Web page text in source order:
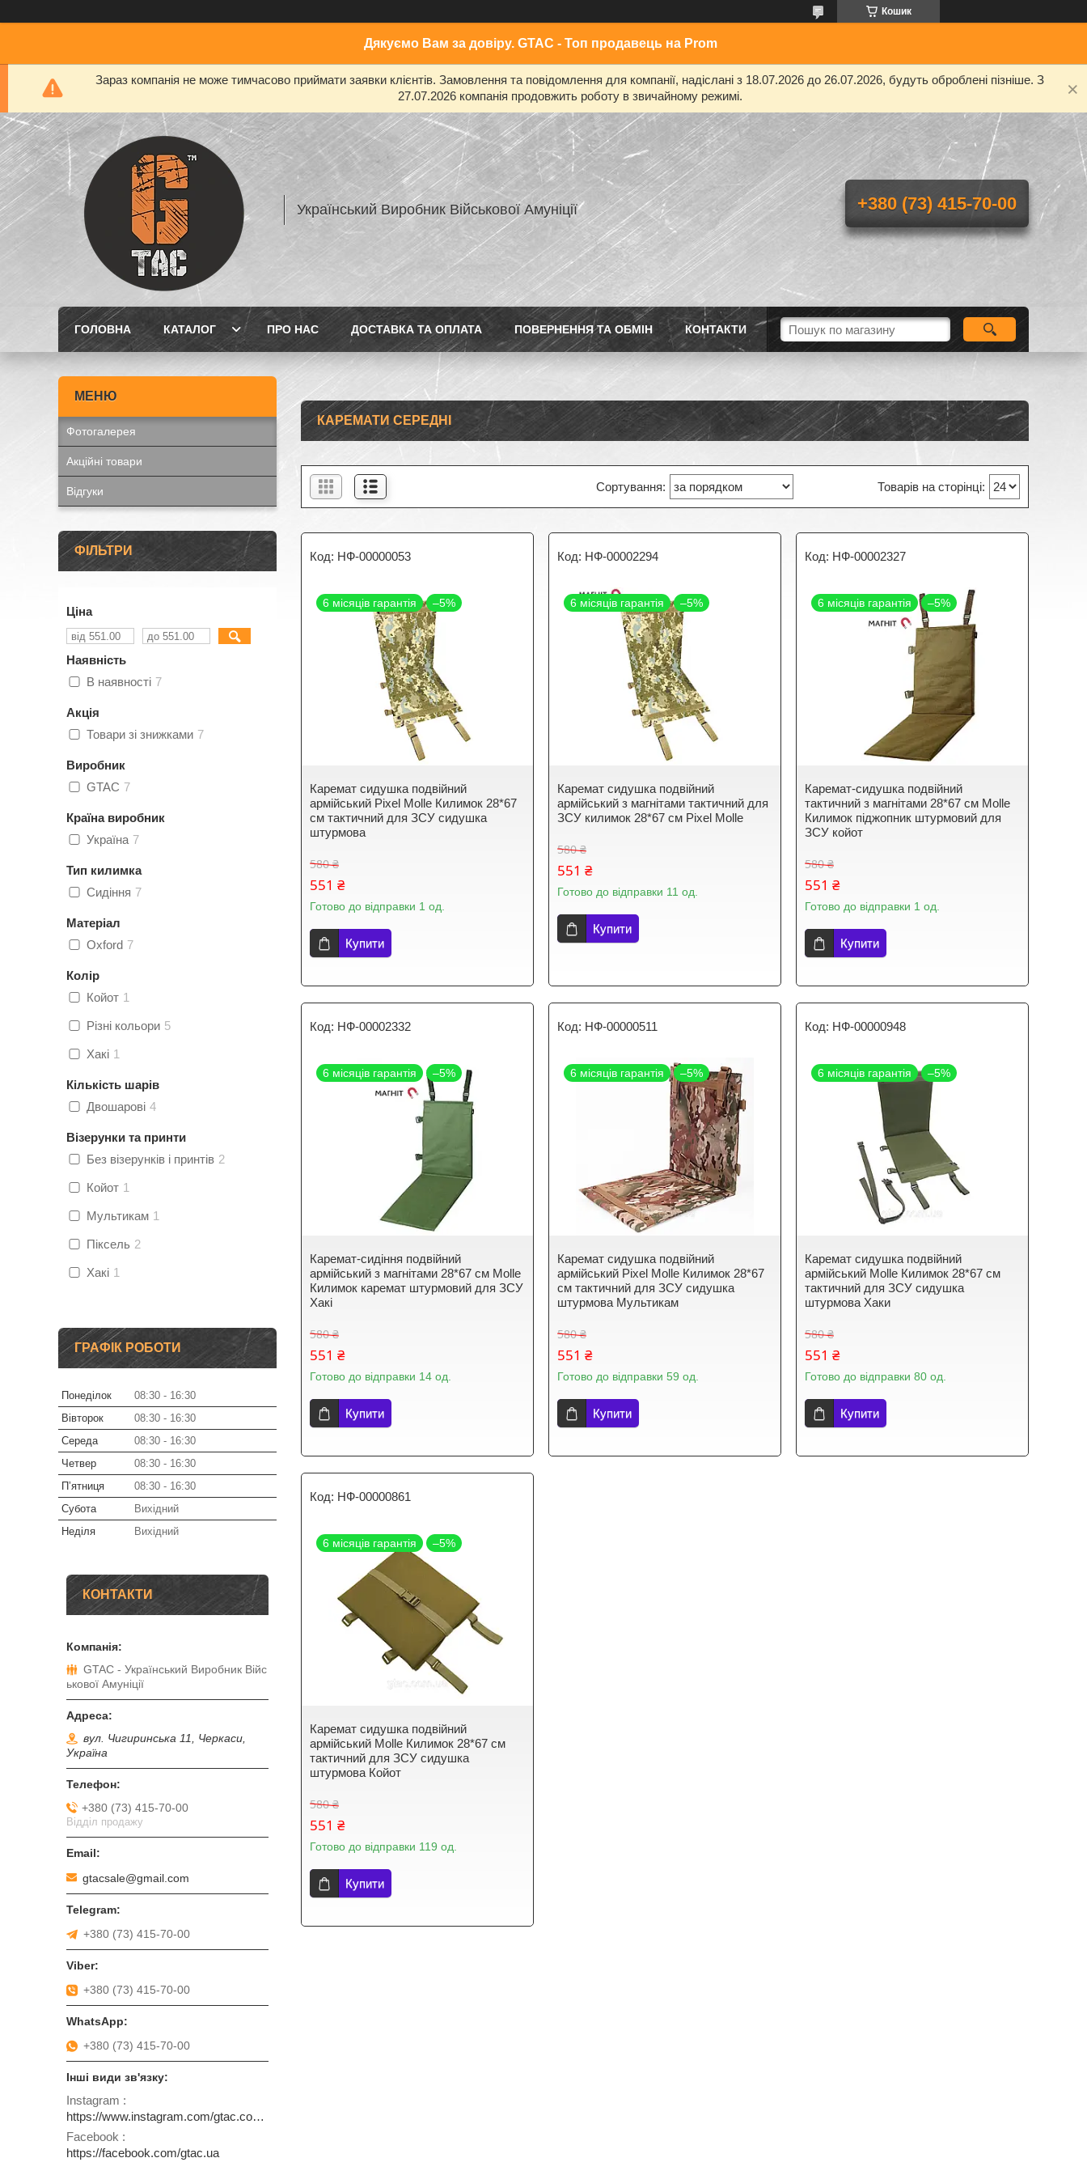
Кошик
Дякуємо Вам за довіру. GTAC - Топ продавець на Prom
Зараз компанія не може тимчасово приймати заявки клієнтів. Замовлення та повідомлення для компанії, надіслані з 18.07.2026 до 26.07.2026, будуть оброблені пізніше. З
27.07.2026 компанія продовжить роботу в звичайному режимі.
Український Виробник Військової Амуніції +380 (73) 415-70-00
ГОЛОВНА КАТАЛОГ ПРО НАС ДОСТАВКА ТА ОПЛАТА ПОВЕРНЕННЯ ТА ОБМІН КОНТАКТИ
КАРЕМАТИ СЕРЕДНІ
НФ-00000053
6 місяців гарантія –5%
Каремат сидушка подвійний
армійський Pixel Molle Килимок 28*67
см тактичний для ЗСУ сидушка
штурмова
580 ₴
551 ₴
Готово до відправки 1 од.
Купити
НФ-00002294
6 місяців гарантія –5%
Каремат сидушка подвійний
армійський з магнітами тактичний для
ЗСУ килимок 28*67 см Pixel Molle
580 ₴
551 ₴
Готово до відправки 11 од.
Купити
НФ-00002327
6 місяців гарантія –5%
Каремат-сидушка подвійний
тактичний з магнітами 28*67 см Molle
Килимок піджопник штурмовий для
ЗСУ койот
580 ₴
551 ₴
Готово до відправки 1 од.
Купити
НФ-00002332
6 місяців гарантія –5%
Каремат-сидіння подвійний
армійський з магнітами 28*67 см Molle
Килимок каремат штурмовий для ЗСУ
Хакі
580 ₴
551 ₴
Готово до відправки 14 од.
Купити
НФ-00000511
6 місяців гарантія –5%
Каремат сидушка подвійний
армійський Pixel Molle Килимок 28*67
см тактичний для ЗСУ сидушка
штурмова Мультикам
580 ₴
551 ₴
Готово до відправки 59 од.
Купити
НФ-00000948
6 місяців гарантія –5%
Каремат сидушка подвійний
армійський Molle Килимок 28*67 см
тактичний для ЗСУ сидушка
штурмова Хаки
580 ₴
551 ₴
Готово до відправки 80 од.
Купити
НФ-00000861
6 місяців гарантія –5%
Каремат сидушка подвійний
армійський Molle Килимок 28*67 см
тактичний для ЗСУ сидушка
штурмова Койот
580 ₴
551 ₴
Готово до відправки 119 од.
Купити
Фотогалерея
Акційні товари
Відгуки
ФІЛЬТРИ
Ціна
Наявність
В наявності 7
Акція
Товари зі знижками 7
Виробник
GTAC 7
Країна виробник
Україна 7
Тип килимка
Сидіння 7
Матеріал
Oxford 7
Колір
Койот 1
Різні кольори 5
Хакі 1
Кількість шарів
Двошарові 4
Візерунки та принти
Без візерунків і принтів 2
Койот 1
Мультикам 1
Піксель 2
Хакі 1
ГРАФІК РОБОТИ
Понеділок 08:30
16:30
Вівторок
08:30
16:30
Середа
08:30
16:30
Четвер
08:30
16:30
Пʼятниця
08:30
16:30
Субота
Вихідний
Неділя
Вихідний
КОНТАКТИ
GTAC - Український Виробник Війс
ькової Амуніції
вул. Чигиринська 11, Черкаси,
Україна
+380 (73) 415-70-00
Відділ продажу
gtacsale@gmail.com
+380 (73) 415-70-00
+380 (73) 415-70-00
+380 (73) 415-70-00
Instagram
https://www.instagram.com/gtac.com.ua
Facebook
https://facebook.com/gtac.ua